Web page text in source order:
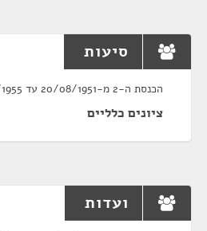
סיעות
הכנסת ה-2 מ-20/08/1951 עד 15/08/1955
ציונים כלליים
ועדות